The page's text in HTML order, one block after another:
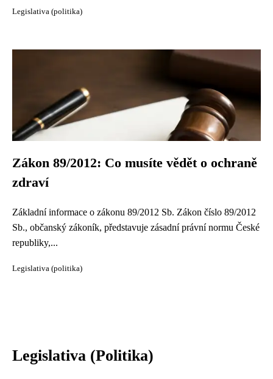
Legislativa (politika)
Zákon 89/2012: Co musíte vědět o ochraně
zdraví
Základní informace o zákonu 89/2012 Sb. Zákon číslo 89/2012
Sb., občanský zákoník, představuje zásadní právní normu České
republiky,...
Legislativa (politika)
Legislativa (Politika)